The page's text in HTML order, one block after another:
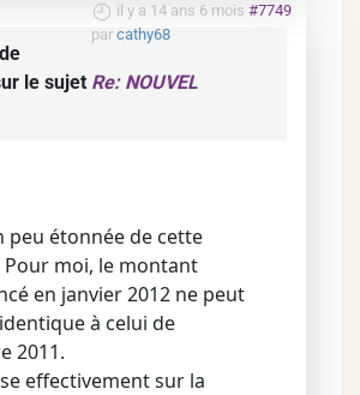
il y a 14 ans 6 mois #7749
par cathy68
le sujet Re: NOUVEL
peu étonnée de cette
Pour moi, le montant
en janvier 2012 ne peut
à celui de
2011.
effectivement sur la